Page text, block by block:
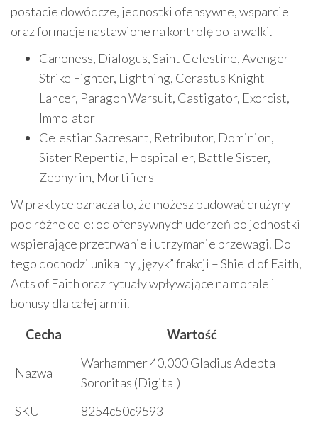
postacie dowódcze, jednostki ofensywne, wsparcie
oraz formacje nastawione na kontrolę pola walki.
Canoness, Dialogus, Saint Celestine, Avenger
Strike Fighter, Lightning, Cerastus Knight-
Lancer, Paragon Warsuit, Castigator, Exorcist,
Immolator
Celestian Sacresant, Retributor, Dominion,
Sister Repentia, Hospitaller, Battle Sister,
Zephyrim, Mortifiers
W praktyce oznacza to, że możesz budować drużyny
pod różne cele: od ofensywnych uderzeń po jednostki
wspierające przetrwanie i utrzymanie przewagi. Do
tego dochodzi unikalny „język” frakcji – Shield of Faith,
Acts of Faith oraz rytuały wpływające na morale i
bonusy dla całej armii.
Cecha
Wartość
Nazwa
Warhammer 40,000 Gladius Adepta
Sororitas (Digital)
SKU
8254c50c9593